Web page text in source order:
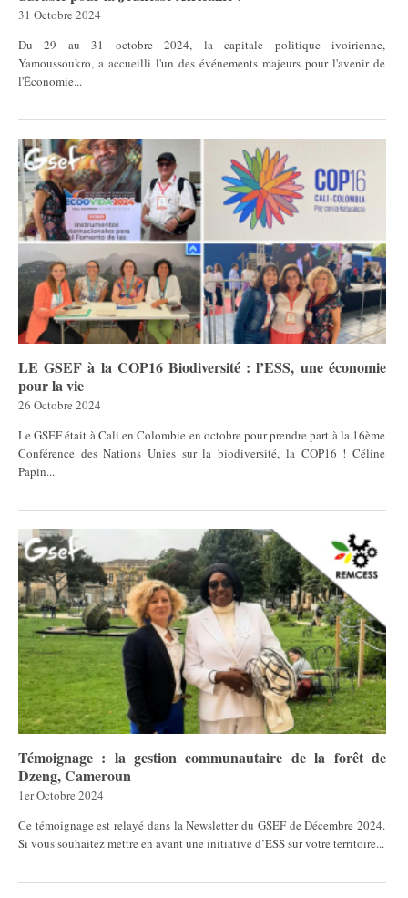
31 Octobre 2024
Du 29 au 31 octobre 2024, la capitale politique ivoirienne,
Yamoussoukro, a accueilli l'un des événements majeurs pour l'avenir de
l'Économie...
LE GSEF à la COP16 Biodiversité : l’ESS, une économie
pour la vie
26 Octobre 2024
Le GSEF était à Cali en Colombie en octobre pour prendre part à la 16ème
Conférence des Nations Unies sur la biodiversité, la COP16 ! Céline
Papin...
Témoignage : la gestion communautaire de la forêt de
Dzeng, Cameroun
1er Octobre 2024
Ce témoignage est relayé dans la Newsletter du GSEF de Décembre 2024.
Si vous souhaitez mettre en avant une initiative d’ESS sur votre territoire...